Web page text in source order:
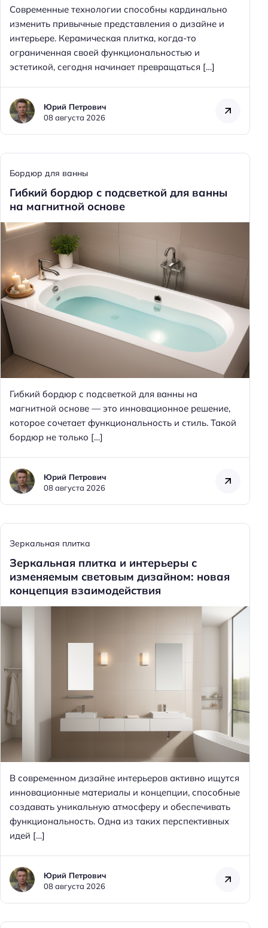
Современные технологии способны кардинально
изменить привычные представления о дизайне и
интерьере. Керамическая плитка, когда-то
ограниченная своей функциональностью и
эстетикой, сегодня начинает превращаться […]
Юрий Петрович
08 августа 2026
Бордюр для ванны
Гибкий бордюр с подсветкой для ванны
на магнитной основе
Гибкий бордюр с подсветкой для ванны на
магнитной основе — это инновационное решение,
которое сочетает функциональность и стиль. Такой
бордюр не только […]
Юрий Петрович
08 августа 2026
Зеркальная плитка
Зеркальная плитка и интерьеры с
изменяемым световым дизайном: новая
концепция взаимодействия
В современном дизайне интерьеров активно ищутся
инновационные материалы и концепции, способные
создавать уникальную атмосферу и обеспечивать
функциональность. Одна из таких перспективных
идей […]
Юрий Петрович
08 августа 2026